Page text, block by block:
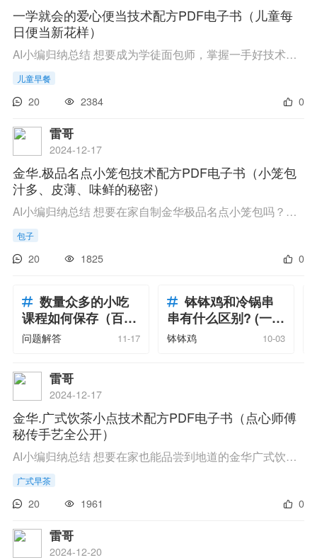
一学就会的爱心便当技术配方PDF电子书（儿童每
日便当新花样）
AI小编归纳总结 想要成为学徒面包师，掌握一手好技术吗？现在有个超实用的教程等你来拿！只需轻轻一点，进入百度网盘，输入提取码92tk，就能下载到满满的面包制作秘籍啦！从基础配方到独家技巧，一应俱全，让你的烘焙之路不再迷茫。无论是松软可口的...
儿童早餐
20 2384 0
雷哥
2024-12-17
金华.极品名点小笼包技术配方PDF电子书（小笼包
汁多、皮薄、味鲜的秘密）
AI小编归纳总结 想要在家自制金华极品名点小笼包吗？现在，你只需轻轻一点，就能下载到详尽的制作教程啦！这份教程里，藏着小笼包的独家技术配方，保证让你做出的包子皮薄馅鲜，汤汁四溢。生活嘛，就是要有点这样的小确幸。点击链接，进入百度网盘，...
包子
20 1825 0
数量众多的小吃
课程如何保存（百度
网盘的正
11-17
问题解答
钵钵鸡和冷锅串
串有什么区别? (一文
看懂钵
10-03
钵钵鸡
雷哥
2024-12-17
金华.广式饮茶小点技术配方PDF电子书（点心师傅
秘传手艺全公开）
AI小编归纳总结 想要在家也能品尝到地道的金华广式饮茶小点吗？现在，一份详尽的做法教程和技术配方正等着你！这份教程涵盖了制作金华广式饮茶小点的精髓，从选材到步骤，一应俱全。只需轻轻一点，进入百度网盘，输入提取码n3rf，就能轻松下载。让这...
广式早茶
20 1961 0
雷哥
2024-12-20